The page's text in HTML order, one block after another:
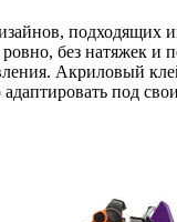
ровно, без
Акриловый
под